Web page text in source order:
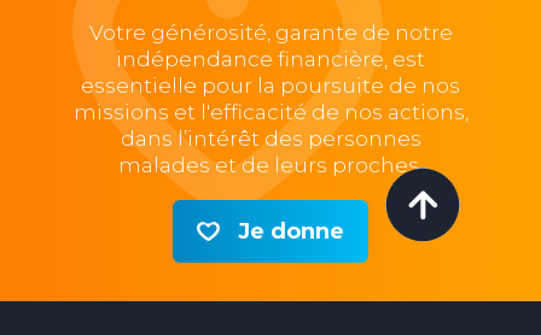
Votre générosité, garante de notre
indépendance financière, est
essentielle pour la poursuite de nos
missions et l'efficacité de nos actions,
dans l’intérêt des personnes
malades et de leurs proches.
Je donne